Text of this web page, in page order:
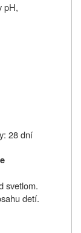
pH,
28 dní
svetlom.
detí.